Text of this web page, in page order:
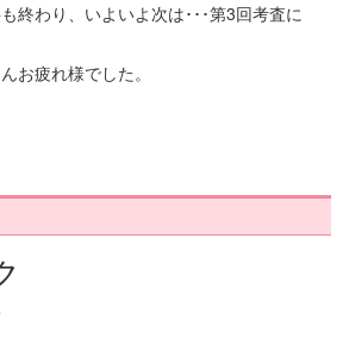
終わり、いよいよ次は･･･第3回考査に
お疲れ様でした。